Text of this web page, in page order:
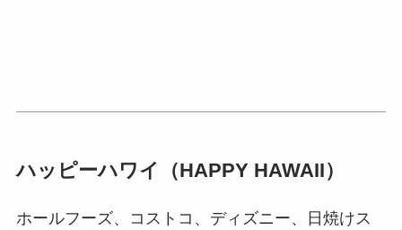
ハッピーハワイ（HAPPY HAWAII）
ホールフーズ、コストコ、ディズニー、日焼けス